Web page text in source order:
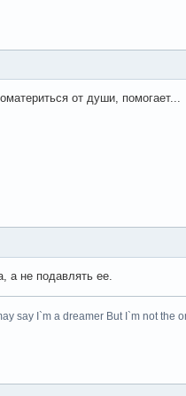
от души, помогает...
а не подавлять ее.
say I`m a dreamer But I`m not